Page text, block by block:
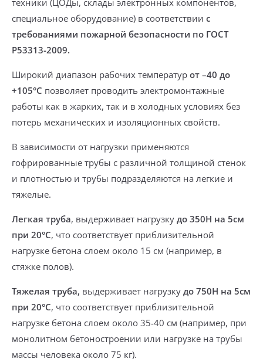
техники (ЦОДы, склады электронных компонентов,
специальное оборудование) в соответствии с
требованиями пожарной безопасности по ГОСТ
Р53313-2009.
Широкий диапазон рабочих температур от –40 до
+105°С позволяет проводить электромонтажные
работы как в жарких, так и в холодных условиях без
потерь механических и изоляционных свойств.
В зависимости от нагрузки применяются
гофрированные трубы с различной толщиной стенок
и плотностью и трубы подразделяются на легкие и
тяжелые.
Легкая труба, выдерживает нагрузку до 350Н на 5см
при 20°С, что соответствует приблизительной
нагрузке бетона слоем около 15 см (например, в
стяжке полов).
Тяжелая труба, выдерживает нагрузку до 750Н на 5см
при 20°С, что соответствует приблизительной
нагрузке бетона слоем около 35-40 см (например, при
монолитном бетоностроении или нагрузке на трубы
массы человека около 75 кг).